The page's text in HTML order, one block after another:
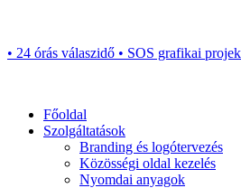
• 24 órás válaszidő • SOS grafikai
Főoldal
Szolgáltatások
Branding és logótervezés
Közösségi oldal kezelés
Nyomdai anyagok